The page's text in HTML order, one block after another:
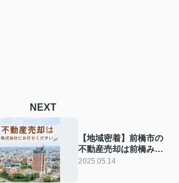
NEXT
【地域密着】前橋市の
不動産売却は前橋みな
み不動産株式会社にお
2025.05.14